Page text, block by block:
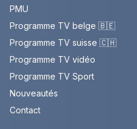
PMU
Programme TV belge 🇧🇪
Programme TV suisse 🇨🇭
Programme TV vidéo
Programme TV Sport
Nouveautés
Contact